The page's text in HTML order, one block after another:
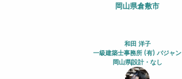
岡山県倉敷市
和田 洋子
一級建築士事務所 (有) バジャン
岡山県設計・なし